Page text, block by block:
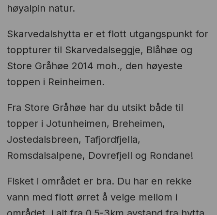
høyalpin natur.
Skarvedalshytta er et flott utgangspunkt for
toppturer til Skarvedalseggje, Blåhøe og
Store Gråhøe 2014 moh., den høyeste
toppen i Reinheimen.
Fra Store Gråhøe har du utsikt både til
topper i Jotunheimen, Breheimen,
Jostedalsbreen, Tafjordfjella,
Romsdalsalpene, Dovrefjell og Rondane!
Fisket i området er bra. Du har en rekke
vann med flott ørret å velge mellom i